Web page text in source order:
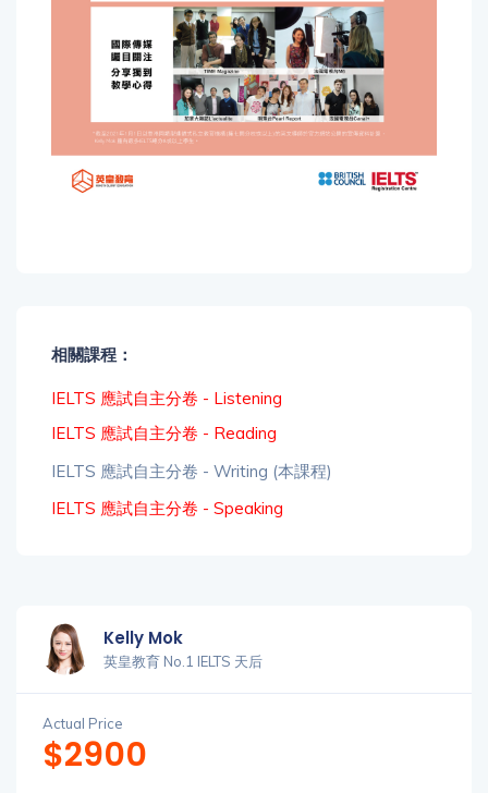
相關課程：
IELTS 應試自主分卷 - Listening
IELTS 應試自主分卷 - Reading
IELTS 應試自主分卷 - Writing (本課程)
IELTS 應試自主分卷 - Speaking
Kelly Mok
英皇教育 No.1 IELTS 天后
Actual Price
$2900